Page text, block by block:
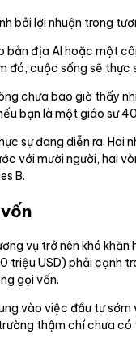
bởi lợi nhuận trong
bản địa AI hoặc một
đó, cuộc sống sẽ thực
chưa bao giờ thấy
bạn là một giáo sư
sự đang diễn ra.
với mười người, hai
B.
vụ trở nên khó
USD) phải cạnh
gọi vốn.
vào việc đầu tư
thậm chí chưa